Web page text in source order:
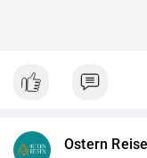
Ostern